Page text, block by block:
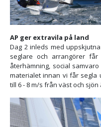
AP ger extravila på land
Dag 2 inleds med
seglare och arrangörer
återhämning, social
materialet innan vi får segla
till 6 - 8 m/s från väst och